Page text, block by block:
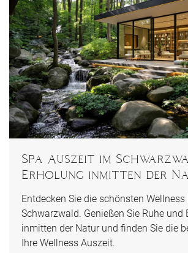
Spa Auszeit im
Erholung inmitten der
Entdecken Sie die schönsten Wellness
Schwarzwald. Genießen Sie Ruhe und
inmitten der Natur und finden Sie die
Ihre Wellness Auszeit.